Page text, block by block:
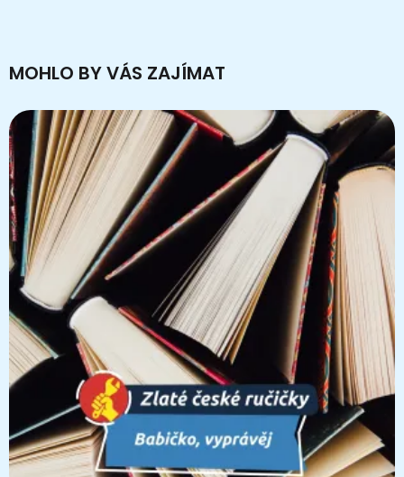
MOHLO BY VÁS ZAJÍMAT